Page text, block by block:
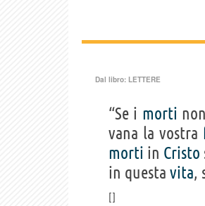
Dal libro: LETTERE
“Se i morti
vana la vostra
morti in Cristo
in questa vita,